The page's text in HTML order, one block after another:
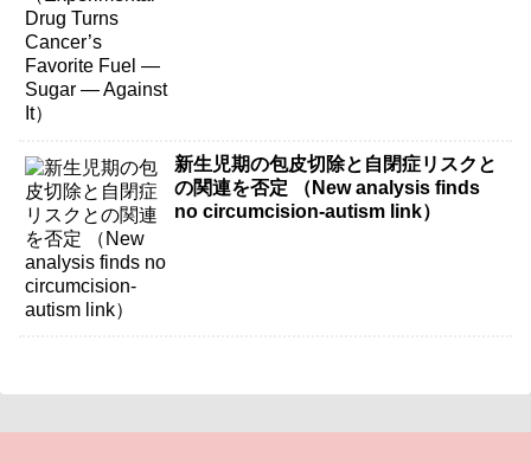
新生児期の包皮切除と自閉症リスクと
の関連を否定 （New analysis finds
no circumcision-autism link）